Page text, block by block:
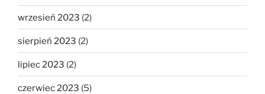
wrzesień 2023 (2)
sierpień 2023 (2)
lipiec 2023 (2)
czerwiec 2023 (5)